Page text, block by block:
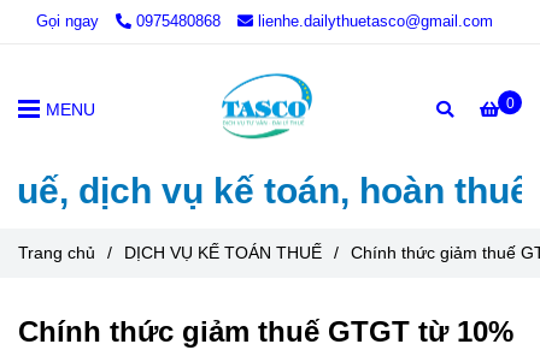
Gọi ngay 0975480868 lienhe.dailythuetasco@gmail.com
0
MENU
vụ kế toán, hoàn thuế,
Trang chủ / DỊCH VỤ KẾ TOÁN THUẾ / Chính thức giảm thuế
Chính thức giảm thuế GTGT từ 10%